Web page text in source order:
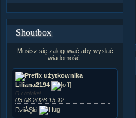
Shoutbox
Musisz się zalogować aby wysłać
wiadomość.
Liliana2194
O choinka!
03.08.2026 15:12
DziĂŞki